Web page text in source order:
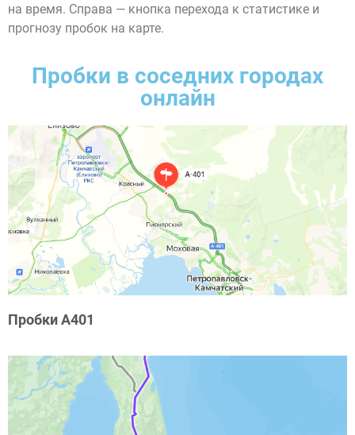
на время. Справа — кнопка перехода к статистике и
прогнозу пробок на карте.
Пробки в соседних городах
онлайн
Пробки А401